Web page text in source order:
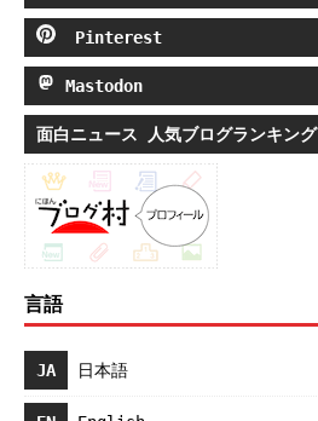
Pinterest
Mastodon
面白ニュース 人気ブログランキング
言語
JA 日本語